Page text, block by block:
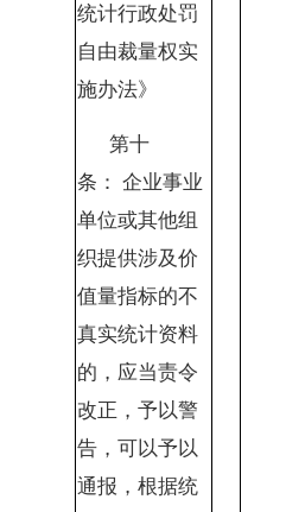
统计行政处罚
自由裁量权实
施办法》
第十
条： 企业事业
单位或其他组
织提供涉及价
值量指标的不
真实统计资料
的，应当责令
改正，予以警
告，可以予以
通报，根据统